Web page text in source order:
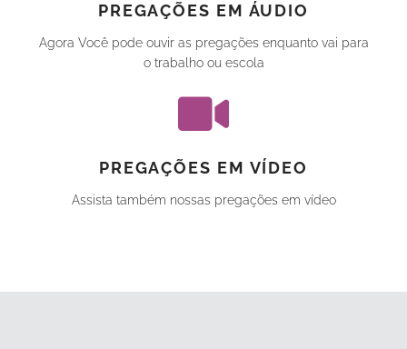
PREGAÇÕES EM ÁUDIO
Agora Você pode ouvir as pregações enquanto vai para
o trabalho ou escola
PREGAÇÕES EM VÍDEO
Assista também nossas pregações em vídeo